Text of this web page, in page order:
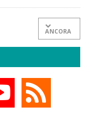
ANCORA